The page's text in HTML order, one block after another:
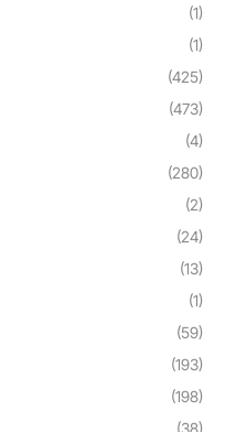
(1)
(1)
(425)
(473)
(4)
(280)
(2)
(24)
(13)
(1)
(59)
(193)
(198)
(38)